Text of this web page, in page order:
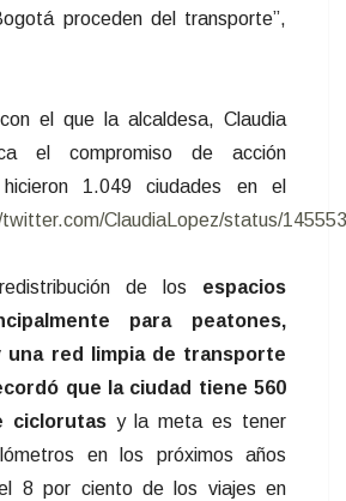
proceden del transporte”,
el que la alcaldesa, Claudia
el compromiso de acción
1.049 ciudades en el
ClaudiaLopez/status/
de los espacios
para peatones,
una red limpia de transporte
que la ciudad tiene 560
ciclorutasy la meta es tener
en los próximos años
8 por ciento de los viajes en